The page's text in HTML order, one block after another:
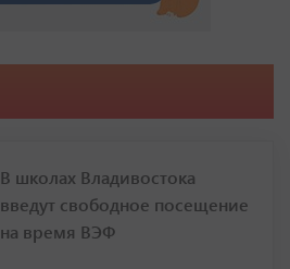
В школах Владивостока
введут свободное посещение
на время ВЭФ